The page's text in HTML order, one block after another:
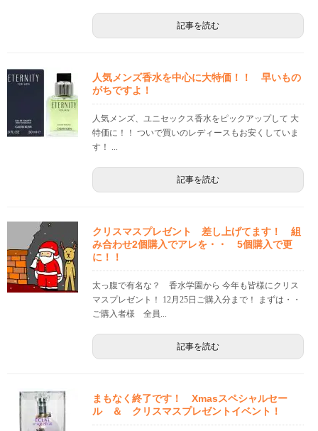
記事を読む
人気メンズ香水を中心に大特価！！ 早いもの
がちですよ！
人気メンズ、ユニセックス香水をピックアップして 大
特価に！！ ついで買いのレディースもお安くしていま
す！ ...
記事を読む
クリスマスプレゼント 差し上げてます！ 組
み合わせ2個購入でアレを・・ 5個購入で更
に！！
太っ腹で有名な？ 香水学園から 今年も皆様にクリス
マスプレゼント！ 12月25日ご購入分まで！ まずは・・
ご購入者様 全員...
記事を読む
まもなく終了です！ Xmasスペシャルセー
ル ＆ クリスマスプレゼントイベント！